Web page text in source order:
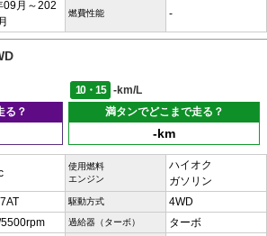
09月～202
燃費性能 -
10・15
-km/L
る？
満タンでどこまで走る？
-km
使用燃料
エンジン
ハイオク
ガソリン
駆動方式 4WD
過給器（ターボ） ターボ